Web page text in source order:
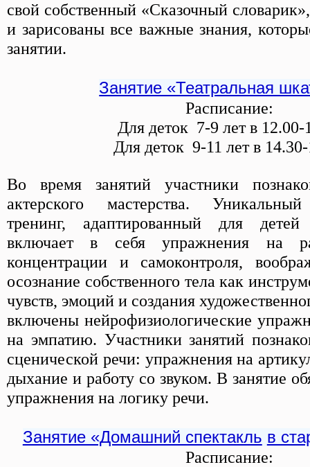
свой собственный «Сказочный
и зарисованы все важные знания,
занятии.
Занятие «Театральная
Расписание:
Для деток 7-9 лет в 12.00-
Для деток 9-11 лет в
Во время занятий участники
актерского мастерства.
тренинг, адаптированный для детей
включает в себя упражнения на
концентрации и самоконтроля,
осознание собственного тела как
чувств, эмоций и создания
включены нейрофизиологические
на эмпатию. Участники занятий
сценической речи: упражнения на
дыхание и работу со звуком. В занятие
упражнения на логику речи.
Занятие «Домашний спектакль в
Расписание: